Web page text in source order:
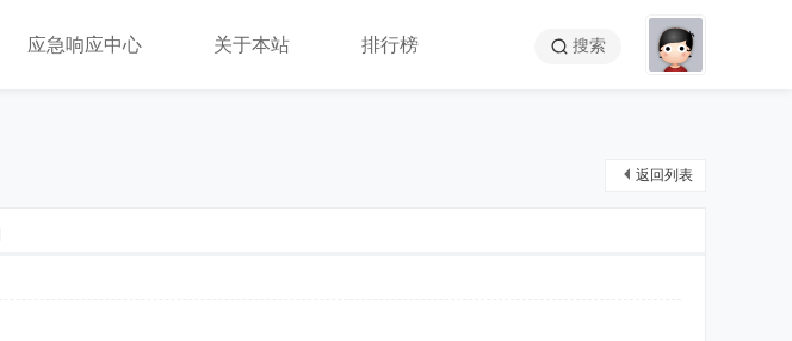
应急响应中心 关于本站 排行榜 搜索
返回列表